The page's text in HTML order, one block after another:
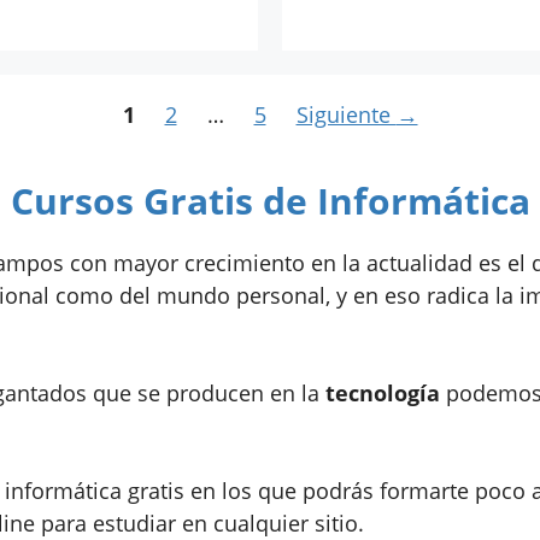
Página
1 Página
2 … Página
5 Siguiente →
Cursos Gratis de Informática
con mayor crecimiento en la actualidad es el
como del mundo personal, y en eso radica la
que se producen en la tecnología
gratis en los que podrás formarte poco
para estudiar en cualquier sitio.